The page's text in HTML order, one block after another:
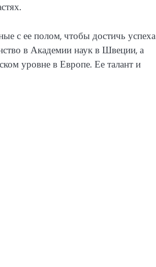
с ее полом, чтобы достичь успеха
в Академии наук в Швеции, а
уровне в Европе. Ее талант и